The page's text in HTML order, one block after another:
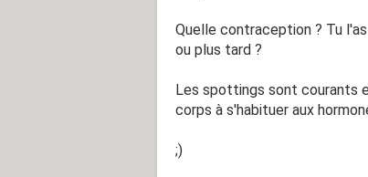
Quelle contraception ? Tu
ou plus tard ?
Les spottings sont courants
corps à s'habituer aux
;)